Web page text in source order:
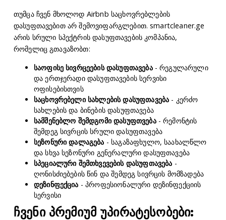
თუმცა ჩვენ მხოლოდ Airbnb საცხოვრებლების
დასუფთავებით არ შემოვიფარგლებით. smartcleaner.ge
არის სრული სპექტრის დასუფთავების კომპანია,
რომელიც გთავაზობთ:
საოფისე სივრცეების დასუფთავება- რეგულარული
და ერთჯერადი დასუფთავების სერვისი
ოფისებისთვის
საცხოვრებელი სახლების დასუფთავება - კერძო
სახლების და ბინების დასუფთავება
სამშენებლო შემდგომი დასუფთვება- რემონტის
შემდეგ სივრცის სრული დასუფთავება
სეზონური დალაგება - საგაზაფხულო, საახალწლო
და სხვა სეზონური გენერალური დასუფთავება
სპეციალური შემთხვევების დასუფთავება -
ღონისძიებების წინ და შემდეგ სივრცის მომზადება
დეზინფექცია - პროფესიონალური დეზინფექციის
სერვისი
ჩვენი პრემიუმ უპირატესობები: